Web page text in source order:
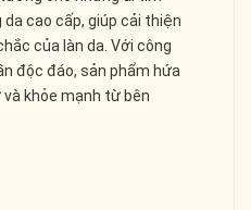
cao cấp, giúp cải thiện
của làn da. Với công
độc đáo, sản phẩm hứa
và khỏe mạnh từ bên